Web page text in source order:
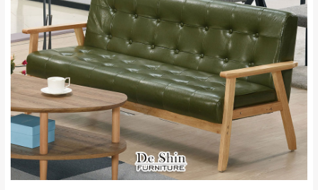
＊A108產品另收運費
新北
雙溪、貢寮、烏
來、平溪、九份、
石門、林口 下福
里、新店山區、三
峽山區、石碇、坪
林、福隆、淡水山
區、北投湖山路、
$ 9,000以上：免
配送範圍：
苗栗至基隆；其它地區暫不開放，如因特殊
地型限制(山區、鄉、鎮、村)、樓梯太小、無
法搬運上樓等因素，導致無法配送，本公司
保有出貨的權利。
保護物流人員的工作安全，賣家無提供吊掛
服務，若需以吊車或其他的吊掛方式吊運，
費用將由買方自行支付。
因大型傢俱有組裝、配送的問題，並非一般